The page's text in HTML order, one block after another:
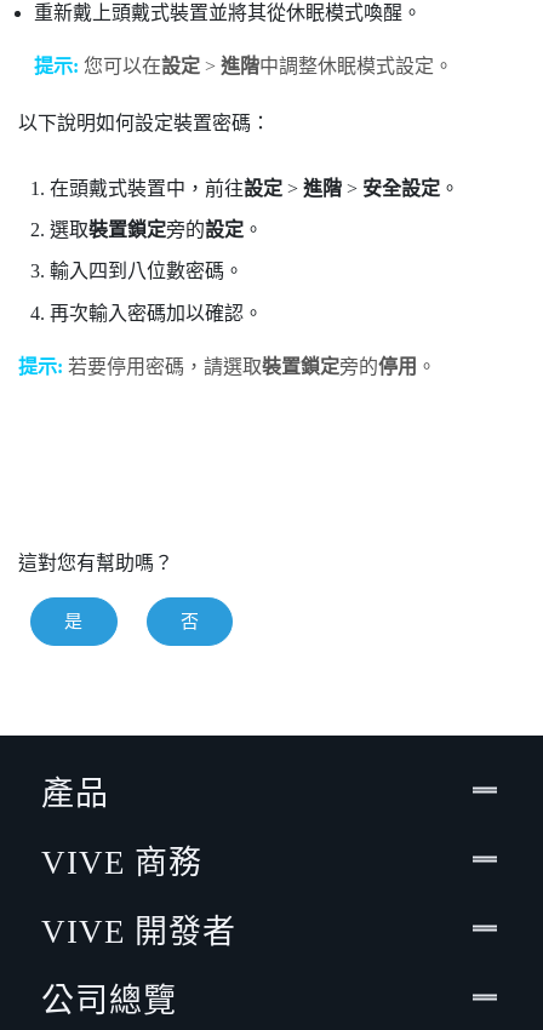
重新戴上頭戴式裝置並將其從休眠模式喚醒。
提示: 您可以在設定> 進階中調整休眠模式設定。
以下說明如何設定裝置密碼：
在頭戴式裝置中，前往設定> 進階> 安全設定。
選取裝置鎖定旁的設定。
輸入四到八位數密碼。
再次輸入密碼加以確認。
提示: 若要停用密碼，請選取裝置鎖定旁的停用 。
這對您有幫助嗎？
是 否
產品
VIVE 商務
VIVE 開發者
公司總覽